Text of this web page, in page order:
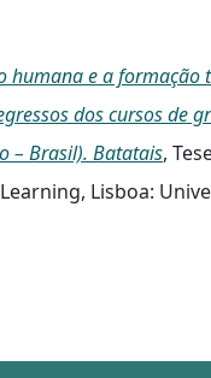
humana e a formação
dos cursos de
– Brasil). Batatais,
Lisboa: